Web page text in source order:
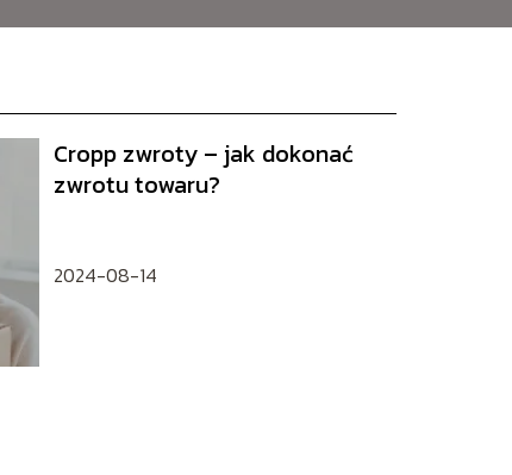
Cropp zwroty – jak dokonać
zwrotu towaru?
2024-08-14